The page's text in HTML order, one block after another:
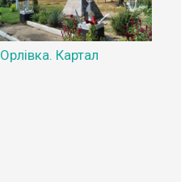
Орлівка. Картал